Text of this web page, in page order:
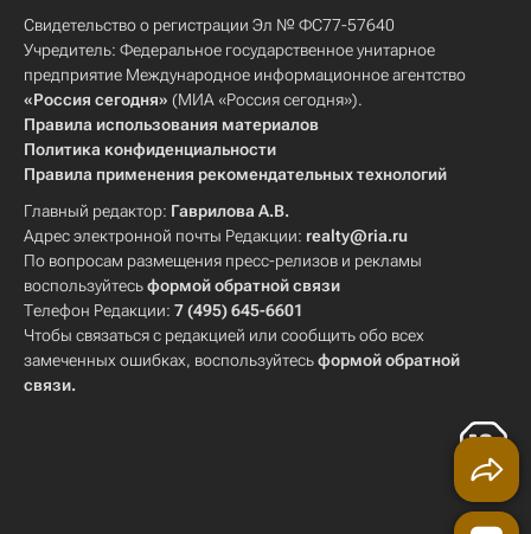
Свидетельство о регистрации Эл № ФС77-57640
Учредитель: Федеральное государственное унитарное
предприятие Международное информационное агентство
«Россия сегодня» (МИА «Россия сегодня»).
Правила использования материалов
Политика конфиденциальности
Правила применения рекомендательных технологий
Главный редактор: Гаврилова А.В.
Адрес электронной почты Редакции: realty@ria.ru
По вопросам размещения пресс-релизов и рекламы
воспользуйтесьформой обратной связи
Телефон Редакции: 7 (495) 645-6601
Чтобы связаться с редакцией или сообщить обо всех
замеченных ошибках, воспользуйтесьформой обратной
связи.